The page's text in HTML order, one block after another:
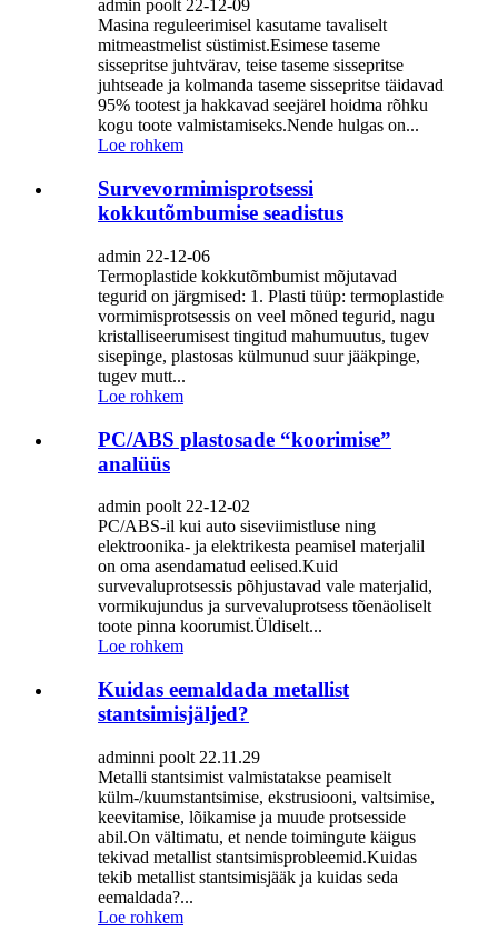
admin poolt 22-12-09
Masina reguleerimisel kasutame tavaliselt
mitmeastmelist süstimist.Esimese taseme
sissepritse juhtvärav, teise taseme sissepritse
juhtseade ja kolmanda taseme sissepritse täidavad
95% tootest ja hakkavad seejärel hoidma rõhku
kogu toote valmistamiseks.Nende hulgas on...
Loe rohkem
Survevormimisprotsessi
kokkutõmbumise seadistus
admin 22-12-06
Termoplastide kokkutõmbumist mõjutavad
tegurid on järgmised: 1. Plasti tüüp: termoplastide
vormimisprotsessis on veel mõned tegurid, nagu
kristalliseerumisest tingitud mahumuutus, tugev
sisepinge, plastosas külmunud suur jääkpinge,
tugev mutt...
Loe rohkem
PC/ABS plastosade “koorimise”
analüüs
admin poolt 22-12-02
PC/ABS-il kui auto siseviimistluse ning
elektroonika- ja elektrikesta peamisel materjalil
on oma asendamatud eelised.Kuid
survevaluprotsessis põhjustavad vale materjalid,
vormikujundus ja survevaluprotsess tõenäoliselt
toote pinna koorumist.Üldiselt...
Loe rohkem
Kuidas eemaldada metallist
stantsimisjäljed?
adminni poolt 22.11.29
Metalli stantsimist valmistatakse peamiselt
külm-/kuumstantsimise, ekstrusiooni, valtsimise,
keevitamise, lõikamise ja muude protsesside
abil.On vältimatu, et nende toimingute käigus
tekivad metallist stantsimisprobleemid.Kuidas
tekib metallist stantsimisjääk ja kuidas seda
eemaldada?...
Loe rohkem